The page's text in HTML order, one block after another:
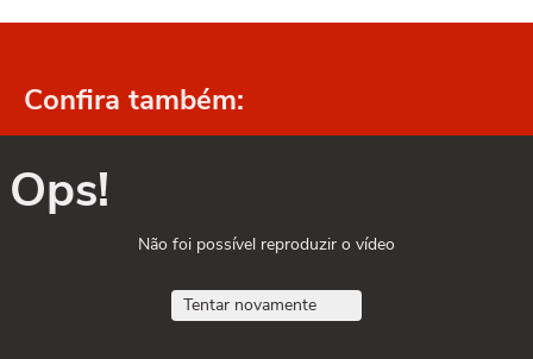
Confira também:
Ops!
Não foi possível reproduzir o vídeo
Tentar novamente